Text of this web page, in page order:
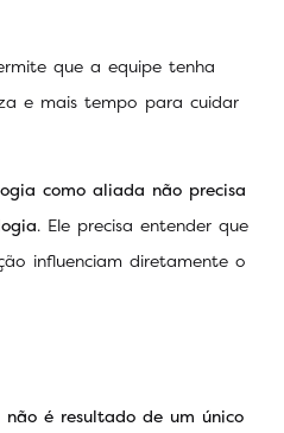
que a equipe tenha
e mais tempo para cuidar
como aliada não precisa
. Ele precisa entender que
influenciam diretamente o
não é resultado de um único